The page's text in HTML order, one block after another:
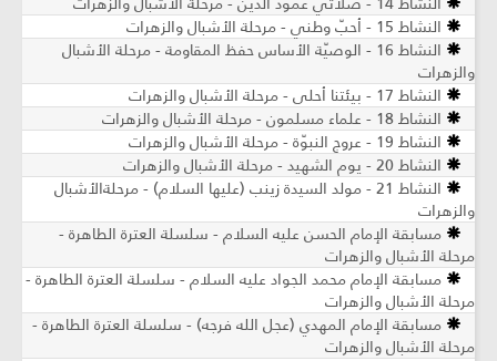
النشاط 15 - أحبّ وطني - مرحلة الأشبال والزهرات
النشاط 16 - الوصيّة الأساس حفظ المقاومة - مرحلة الأشبال
والزهرات
النشاط 17 - بيئتنا أحلى - مرحلة الأشبال والزهرات
النشاط 18 - علماء مسلمون - مرحلة الأشبال والزهرات
النشاط 19 - عروج النبوّة - مرحلة الأشبال والزهرات
النشاط 20 - يوم الشهيد - مرحلة الأشبال والزهرات
النشاط 21 - مولد السيدة زينب (عليها السلام) - مرحلةالأشبال
والزهرات
مسابقة الإمام الحسن عليه السلام - سلسلة العترة الطاهرة -
مرحلة الأشبال والزهرات
مسابقة الإمام محمد الجواد عليه السلام - سلسلة العترة الطاهرة -
مرحلة الأشبال والزهرات
مسابقة الإمام المهدي (عجل الله فرجه) - سلسلة العترة الطاهرة -
مرحلة الأشبال والزهرات